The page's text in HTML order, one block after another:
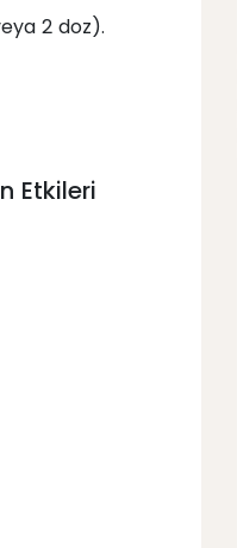
2 doz).
Etkileri